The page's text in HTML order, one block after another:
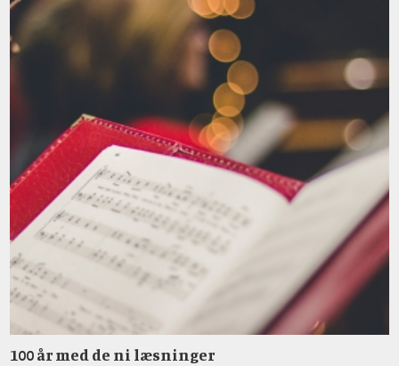
100 år med de ni læsninger